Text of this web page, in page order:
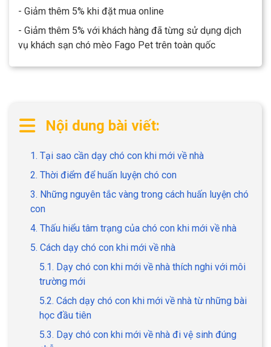
- Giảm thêm 5% khi đặt mua online
- Giảm thêm 5% với khách hàng đã từng sử dụng dịch
vụ khách sạn chó mèo Fago Pet trên toàn quốc
Nội dung bài viết:
1. Tại sao cần dạy chó con khi mới về nhà
2. Thời điểm để huấn luyện chó con
3. Những nguyên tắc vàng trong cách huấn luyện chó
con
4. Thấu hiểu tâm trạng của chó con khi mới về nhà
5. Cách dạy chó con khi mới về nhà
5.1. Dạy chó con khi mới về nhà thích nghi với môi
trường mới
5.2. Cách dạy chó con khi mới về nhà từ những bài
học đầu tiên
5.3. Dạy chó con khi mới về nhà đi vệ sinh đúng